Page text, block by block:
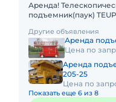
Аренда!
подъемник(паук)
Дизель +
Другие объявления
Аренда
Цена по
Аренда
205-25
Цена по
Показать еще 6 из 8